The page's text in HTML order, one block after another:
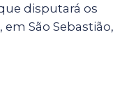
disputará os
São Sebastião,